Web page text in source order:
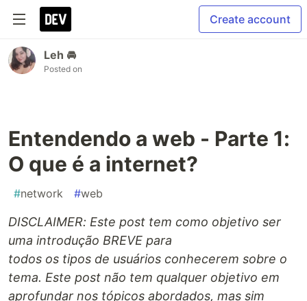
Create account
Leh 🚘
Posted on
Entendendo a web - Parte 1:
O que é a internet?
#network #web
DISCLAIMER: Este post tem como objetivo ser
uma introdução BREVE para
todos os tipos de usuários conhecerem sobre o
tema. Este post não tem qualquer objetivo em
aprofundar nos tópicos abordados, mas sim